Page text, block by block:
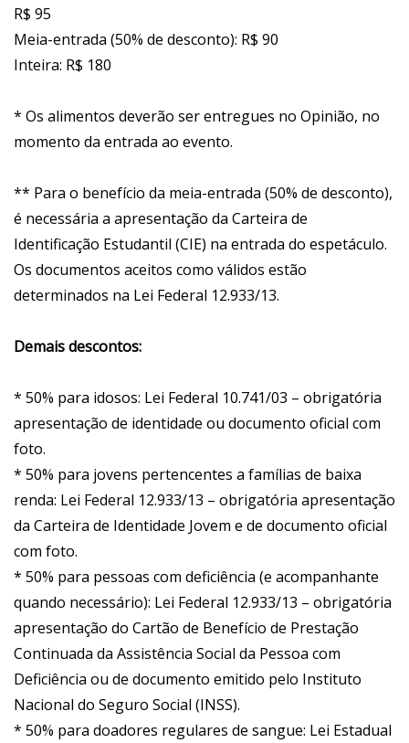
R$ 95
Meia-entrada (50% de desconto): R$ 90
Inteira: R$ 180
* Os alimentos deverão ser entregues no Opinião, no
momento da entrada ao evento.
** Para o benefício da meia-entrada (50% de desconto),
é necessária a apresentação da Carteira de
Identificação Estudantil (CIE) na entrada do espetáculo.
Os documentos aceitos como válidos estão
determinados na Lei Federal 12.933/13.
Demais descontos:
* 50% para idosos: Lei Federal 10.741/03 – obrigatória
apresentação de identidade ou documento oficial com
foto.
* 50% para jovens pertencentes a famílias de baixa
renda: Lei Federal 12.933/13 – obrigatória apresentação
da Carteira de Identidade Jovem e de documento oficial
com foto.
* 50% para pessoas com deficiência (e acompanhante
quando necessário): Lei Federal 12.933/13 – obrigatória
apresentação do Cartão de Benefício de Prestação
Continuada da Assistência Social da Pessoa com
Deficiência ou de documento emitido pelo Instituto
Nacional do Seguro Social (INSS).
* 50% para doadores regulares de sangue: Lei Estadual